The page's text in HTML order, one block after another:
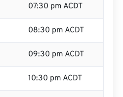
07:30 pm ACDT
08:30 pm ACDT
09:30 pm ACDT
10:30 pm ACDT